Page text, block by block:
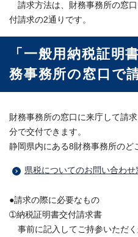
請求方法は、財務事務所の窓
付請求の2通りです。
「一般用納税証明
務事務所の窓口で
財務事務所の窓口に来庁して請
分で交付できます。
静岡県内にある8財務事務所のど
県税についてのお問い合わせ
●請求の際に必要なもの
➀納税証明書交付請求書
事前に記入してご持参いただ